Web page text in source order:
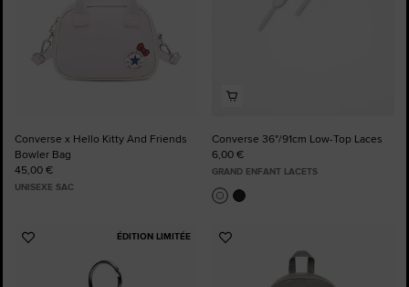
Converse x Hello Kitty And Friends
Bowler Bag
45,00 €
UNISEXE SAC
Converse 36"/91cm Low-Top Laces
6,00 €
GRAND ENFANT LACETS
ÉDITION LIMITÉE
Ajouter
Ajouter